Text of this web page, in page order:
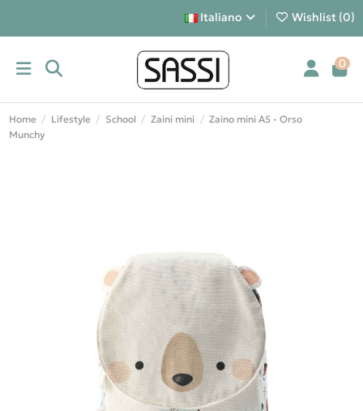
Italiano Wishlist (0)
0
Home Lifestyle School Zaini mini
Zaino mini A5 - Orso
Munchy